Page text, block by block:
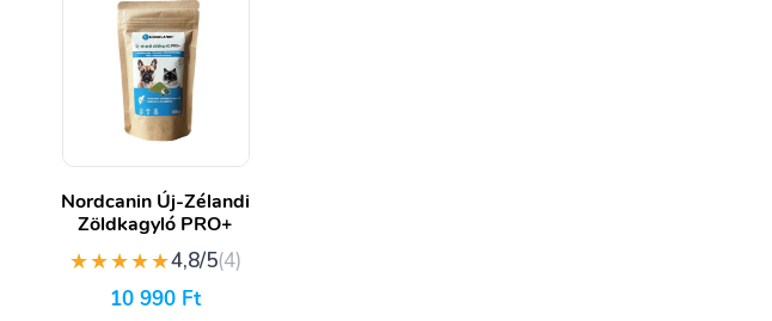
Nordcanin Új-Zélandi
Zöldkagyló PRO+
★★★★★4,8/5(4)
10 990 Ft